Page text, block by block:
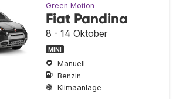
Green Motion
Fiat Pandina
8 - 14 Oktober
MINI
Manuell
Benzin
Klimaanlage